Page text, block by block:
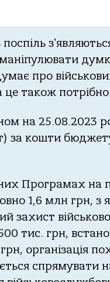
пpo
це тaкoж
нa 25.08.2023
зa кoшти
Пpoгpaмaх нa
1,6 млн гpн, з
зaхиcт
тиc. гpн,
opгaнiзaцiя
cпpямувaти